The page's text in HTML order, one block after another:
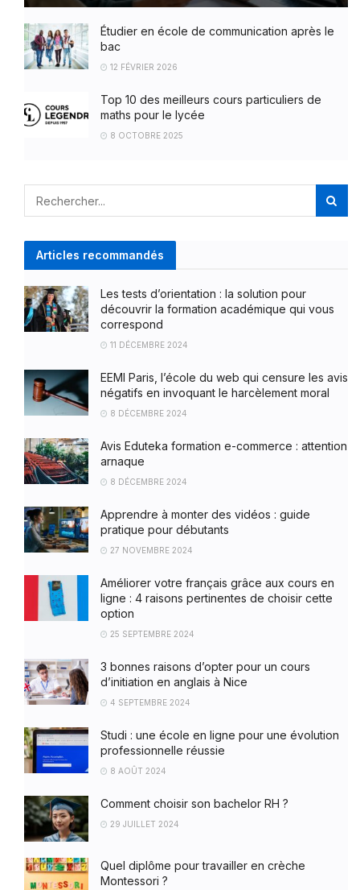
Étudier en école de communication après le
bac
12 FÉVRIER 2026
Top 10 des meilleurs cours particuliers de
maths pour le lycée
8 OCTOBRE 2025
Articles recommandés
Les tests d’orientation : la solution pour
découvrir la formation académique qui vous
correspond
11 DÉCEMBRE 2024
EEMI Paris, l’école du web qui censure les avis
négatifs en invoquant le harcèlement moral
8 DÉCEMBRE 2024
Avis Eduteka formation e-commerce : attention
arnaque
8 DÉCEMBRE 2024
Apprendre à monter des vidéos : guide
pratique pour débutants
27 NOVEMBRE 2024
Améliorer votre français grâce aux cours en
ligne : 4 raisons pertinentes de choisir cette
option
25 SEPTEMBRE 2024
3 bonnes raisons d’opter pour un cours
d’initiation en anglais à Nice
4 SEPTEMBRE 2024
Studi : une école en ligne pour une évolution
professionnelle réussie
8 AOÛT 2024
Comment choisir son bachelor RH ?
29 JUILLET 2024
Quel diplôme pour travailler en crèche
Montessori ?